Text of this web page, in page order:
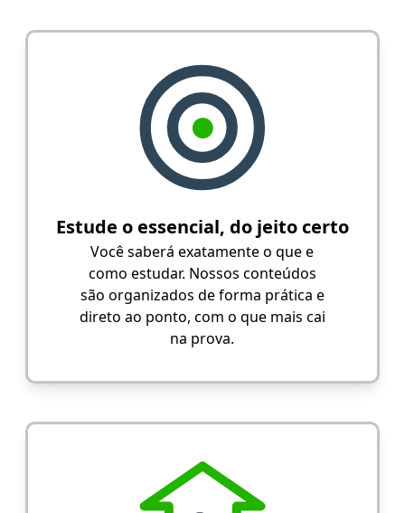
Estude o essencial, do jeito certo
Você saberá exatamente o que e
como estudar. Nossos conteúdos
são organizados de forma prática e
direto ao ponto, com o que mais cai
na prova.